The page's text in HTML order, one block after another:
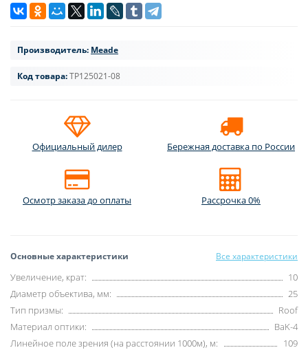
Производитель: Meade
Код товара:TP125021-08
Официальный дилер Бережная доставка по России
Осмотр заказа до оплаты Рассрочка 0%
Основные характеристики Все характеристики
Увеличение, крат:
10
Диаметр объектива, мм:
25
Тип призмы:
Roof
Материал оптики:
BaK-4
Линейное поле зрения (на расстоянии 1000м), м:
109